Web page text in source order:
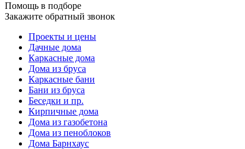
Помощь в подборе
Закажите обратный звонок
Проекты и цены
Дачные дома
Каркасные дома
Дома из бруса
Каркасные бани
Бани из бруса
Беседки и пр.
Кирпичные дома
Дома из газобетона
Дома из пеноблоков
Дома Барнхаус